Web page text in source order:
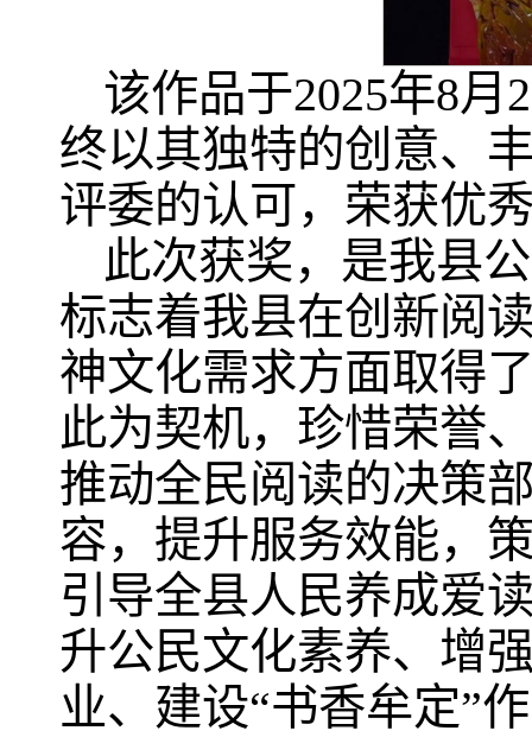
该作品于2025年8
终以其独特的创意、
评委的认可，荣获优
此次获奖，是我县
标志着我县在创新阅
神文化需求方面取得
此为契机，珍惜荣誉
推动全民阅读的决策
容，提升服务效能，
引导全县人民养成爱
升公民文化素养、增
业、建设“书香牟定”